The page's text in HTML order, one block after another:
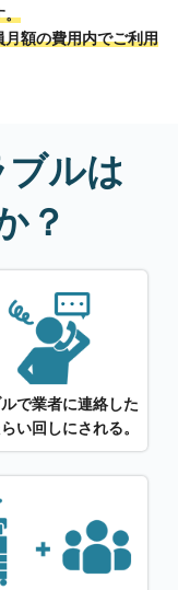
。
月額の費用内でご利用
ルは
？
ルで業者に連絡した
い回しにされる。